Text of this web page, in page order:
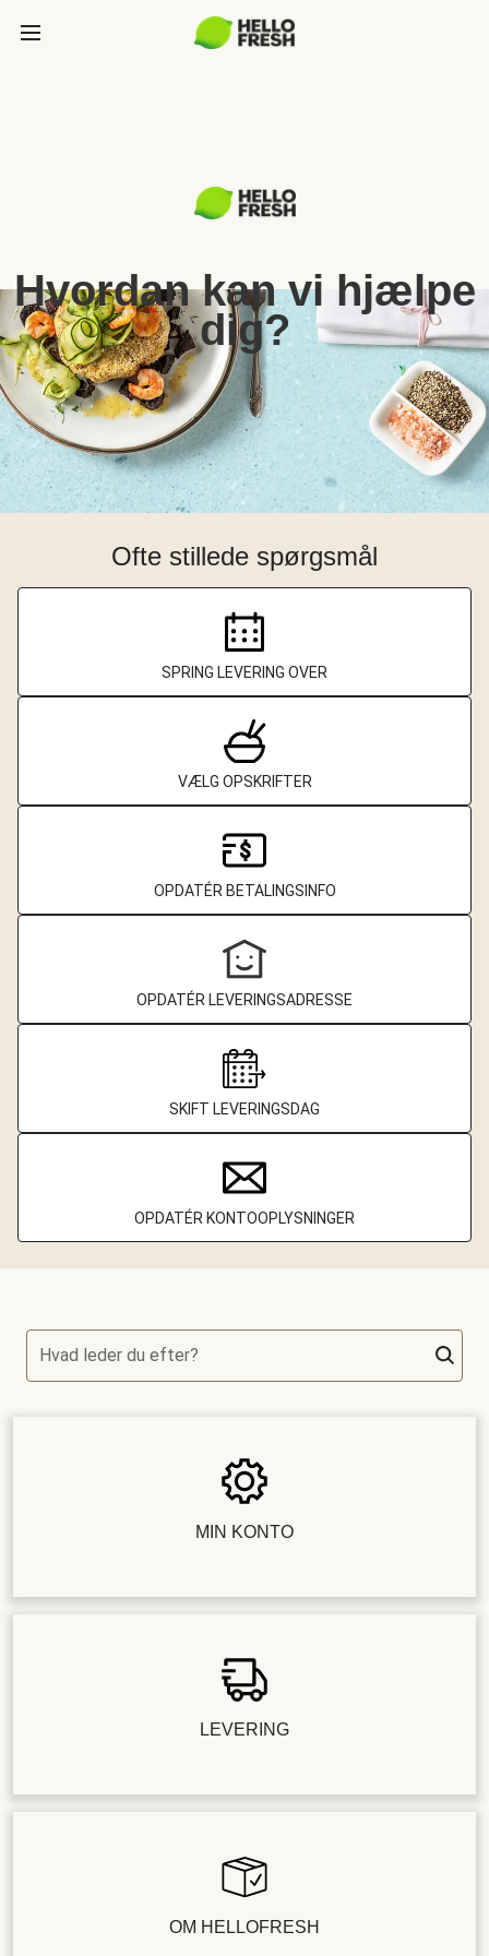
Hvordan kan vi hjælpe
dig?
Ofte stillede spørgsmål
SPRING LEVERING OVER
VÆLG OPSKRIFTER
OPDATÉR BETALINGSINFO
OPDATÉR LEVERINGSADRESSE
SKIFT LEVERINGSDAG
OPDATÉR KONTOOPLYSNINGER
Hvad leder du efter?
MIN KONTO
LEVERING
OM HELLOFRESH